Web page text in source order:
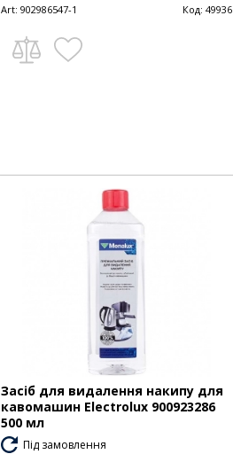
Art: 902986547-1 Код: 49936
Засіб для видалення накипу для
кавомашин Electrolux 900923286
500 мл
Під замовлення